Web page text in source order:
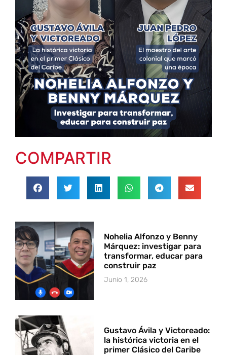
COMPARTIR
Nohelia Alfonzo y Benny
Márquez: investigar para
transformar, educar para
construir paz
Junio 1, 2026
Gustavo Ávila y Victoreado:
la histórica victoria en el
primer Clásico del Caribe